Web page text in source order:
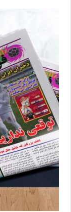
تاریخ فوتبال
حالا حضور او در
شکل خواهد داد.
شبنم بهشت هم
برگزار خواهد شد،
ترکیب احتمالی
مهدیه مولایی،
رمضانی‌زاده، فاطمه
سارا دیدار و نگین
ترکیب احتمالی
مینا نافعی، سپیده
محدثه ذلفی، مریم